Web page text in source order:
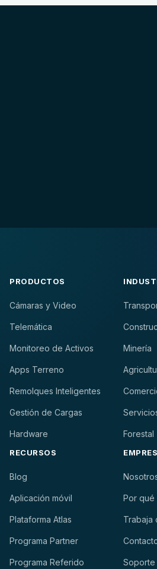
PRODUCTOS
Cámaras y Video
Telemática
Monitoreo de Activos
Apps Terreno
Remolques Inteligentes
Gestión de Cargas
Hardware
Minería
Forestal
RECURSOS
Blog
Aplicación móvil
Plataforma Atlas
Programa Partner
Programa Referido
Por qué
Trabaja
Soporte